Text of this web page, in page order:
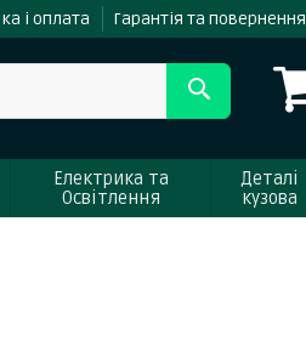
і оплата Гарантія та повернення
Електрика та
Освітлення
Деталі
кузова